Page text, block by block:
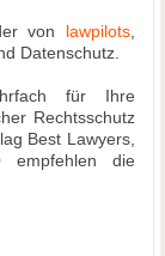
von lawpilots,
Datenschutz.
für Ihre
Rechtsschutz
Best Lawyers,
empfehlen die